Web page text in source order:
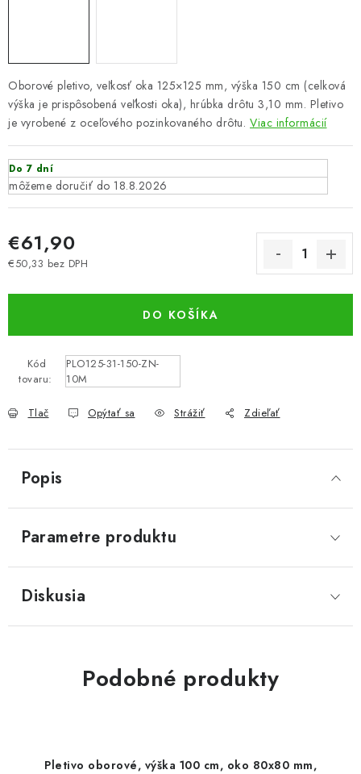
Oborové pletivo, veľkosť oka 125×125 mm, výška 150 cm (celková
výška je prispôsobená veľkosti oka), hrúbka drôtu 3,10 mm. Pletivo
je vyrobené z oceľového pozinkovaného drôtu. Viac informácií
Do 7 dní
18.8.2026
€61,90
€50,33 bez DPH
DO KOŠÍKA
Kód
tovaru:
PLO125-31-150-ZN-
10M
Tlač Opýtať sa Strážiť Zdieľať
Popis
Parametre produktu
Diskusia
Podobné produkty
Pletivo oborové, výška 100 cm, oko 80x80 mm,